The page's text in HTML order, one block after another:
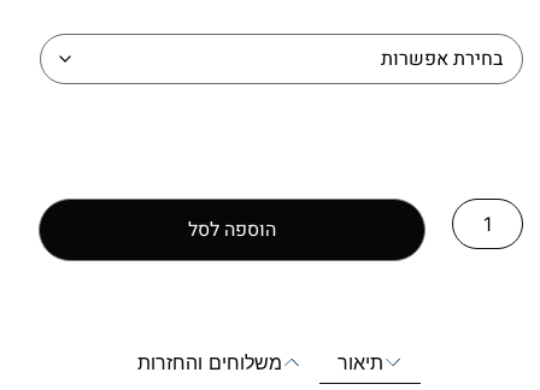
הוספה לסל
תיאור משלוחים והחזרות